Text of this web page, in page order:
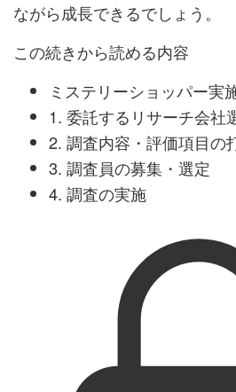
ながら成長できるでしょう。
この続きから読める内容
ミステリーショッパー実
1. 委託するリサーチ会社
2. 調査内容・評価項目の
3. 調査員の募集・選定
4. 調査の実施